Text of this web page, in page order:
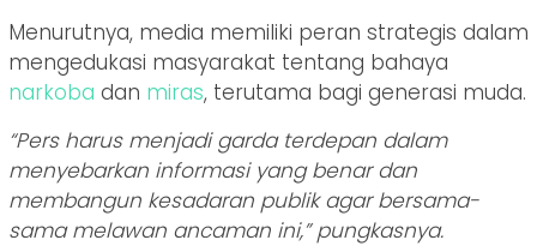
Menurutnya, media memiliki peran strategis dalam
mengedukasi masyarakat tentang bahaya
narkoba dan miras, terutama bagi generasi muda.
“Pers harus menjadi garda terdepan dalam
menyebarkan informasi yang benar dan
membangun kesadaran publik agar bersama-
sama melawan ancaman ini,” pungkasnya.